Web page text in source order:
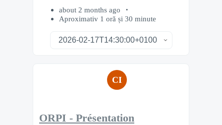
about 2 months ago
Aproximativ 1 oră și 30 minute
CI
ORPI - Présentation